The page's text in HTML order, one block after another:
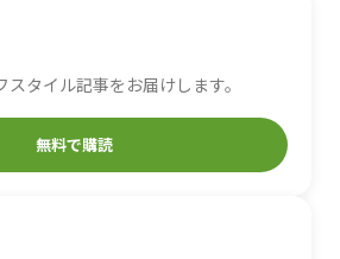
タイル記事をお届けします。
無料で購読